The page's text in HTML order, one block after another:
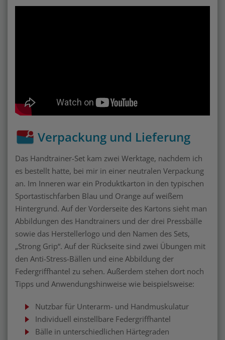
Verpackung und Lieferung
Das Handtrainer-Set kam zwei Werktage, nachdem ich
es bestellt hatte, bei mir in einer neutralen Verpackung
an. Im Inneren war ein Produktkarton in den typischen
Sportastischfarben Blau und Orange auf weißem
Hintergrund. Auf der Vorderseite des Kartons sieht man
Abbildungen des Handtrainers und der drei Pressbälle
sowie das Herstellerlogo und den Namen des Sets,
„Strong Grip“. Auf der Rückseite sind zwei Übungen mit
den Anti-Stress-Bällen und eine Abbildung der
Federgriffhantel zu sehen. Außerdem stehen dort noch
Tipps und Anwendungshinweise wie beispielsweise:
Nutzbar für Unterarm- und Handmuskulatur
Individuell einstellbare Federgriffhantel
Bälle in unterschiedlichen Härtegraden